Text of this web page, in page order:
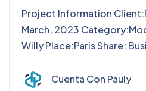
Project Information
March, 2023
Willy Place:Paris Share:
Cuenta Con Pauly